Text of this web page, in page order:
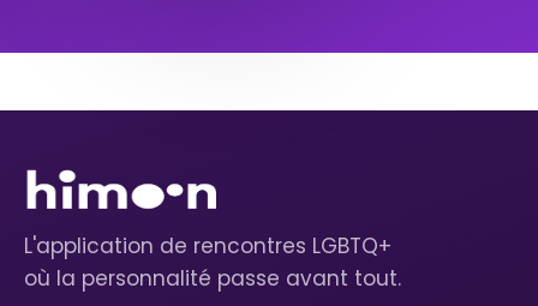
L'application de rencontres LGBTQ+
où la personnalité passe avant tout.